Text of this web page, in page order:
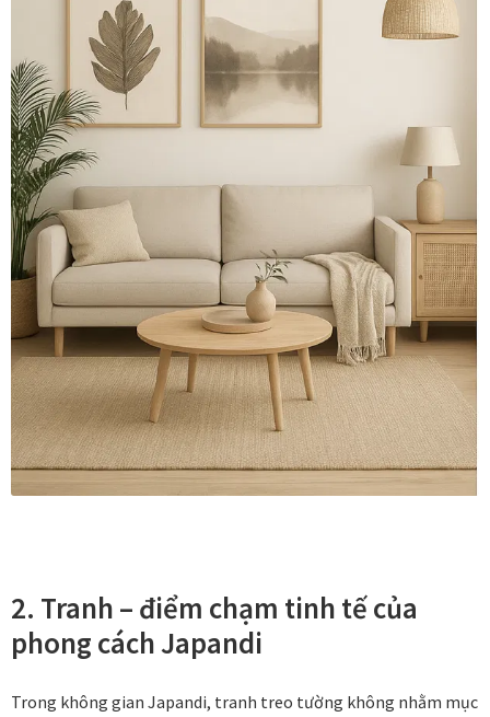
Reflections by the River
Saigon In Monochrome
Thịnh Vượng Collection
Tranh ánh kim Collection
Tranh điêu khắc gỗ Collection
Tranh sơn mài Thư Pháp
Trống Đồng Collection
Viên Dung Collection
Tranh chim sếu nghệ thuật
2. Tranh – điểm chạm tinh tế của
phong cách Japandi
Trong không gian Japandi, tranh treo tường không nhằm mục